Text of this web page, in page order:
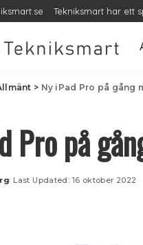
Tekniksmart har ett
> Ny iPad Pro på gång
Pro på
Last Updated: 16 oktober 2022